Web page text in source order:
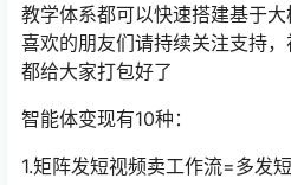
教学体系都可以快速搭建基于大
喜欢的朋友们请持续关注支持
都给大家打包好了
智能体变现有10种：
1.矩阵发短视频卖工作流=多发